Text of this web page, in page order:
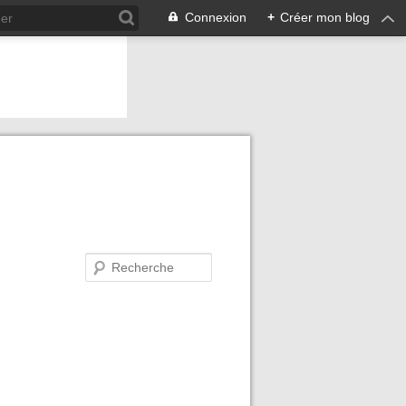
Connexion + Créer mon blog